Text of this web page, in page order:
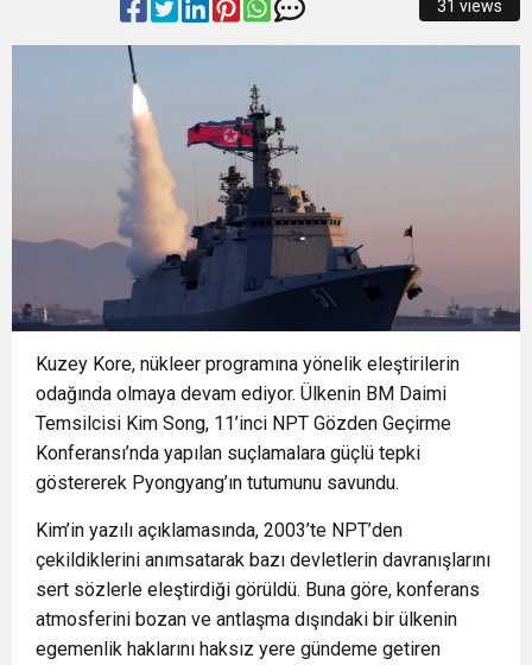
İzmir İtfaiyesi’ne 13,5 milyon Euro’luk teknoloji
yatırımı
İzmir Yurttaş Meclisi 15 ilçeye ulaştı
Onat Tüneli İzmir trafiğine nefes aldıracak
15:34 Nilüfer’e 7 yeni park kazandırılıyor
18:51 Osmangazi’de Geleceğin Yüzücüleri
Sertifikalarını Aldı
31 views
Kuzey Kore, nükleer programına yönelik eleştirilerin
odağında olmaya devam ediyor. Ülkenin BM Daimi
Temsilcisi Kim Song, 11’inci NPT Gözden Geçirme
Konferansı’nda yapılan suçlamalara güçlü tepki
göstererek Pyongyang’ın tutumunu savundu.
Kim’in yazılı açıklamasında, 2003’te NPT’den
çekildiklerini anımsatarak bazı devletlerin davranışlarını
sert sözlerle eleştirdiği görüldü. Buna göre, konferans
atmosferini bozan ve antlaşma dışındaki bir ülkenin
egemenlik haklarını haksız yere gündeme getiren